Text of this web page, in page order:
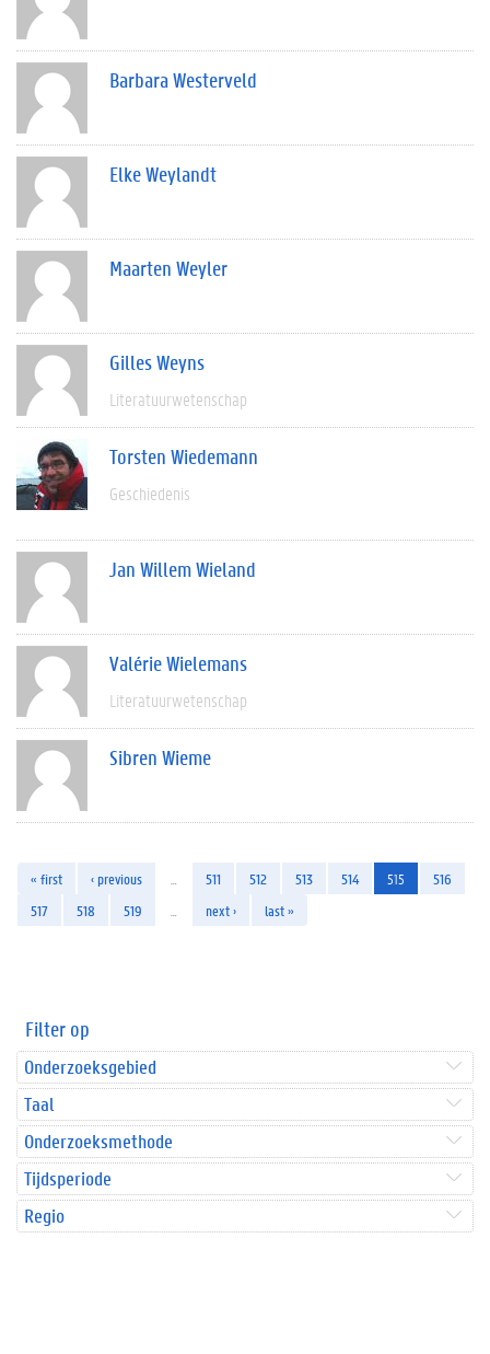
Barbara Westerveld
Elke Weylandt
Maarten Weyler
Gilles Weyns
Literatuurwetenschap
Torsten Wiedemann
Geschiedenis
Jan Willem Wieland
Valérie Wielemans
Literatuurwetenschap
Sibren Wieme
« first ‹ previous 511 512 513 514 515
516
517
518 519 next › last »
Filter op
Onderzoeksgebied
Taal
Onderzoeksmethode
Tijdsperiode
Regio